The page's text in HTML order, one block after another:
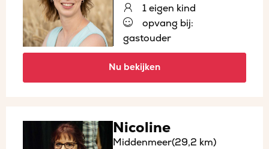
1 eigen kind
opvang bij:
gastouder
Nu bekijken
Nicoline
Middenmeer(29,2 km)